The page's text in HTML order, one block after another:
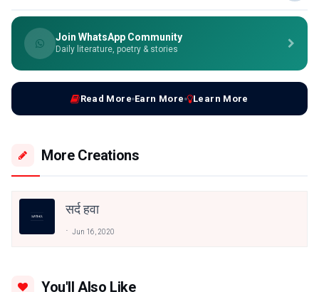
Join WhatsApp Community
Daily literature, poetry & stories
Read More Earn More Learn More
More Creations
सर्द हवा
Jun 16, 2020
You'll Also Like